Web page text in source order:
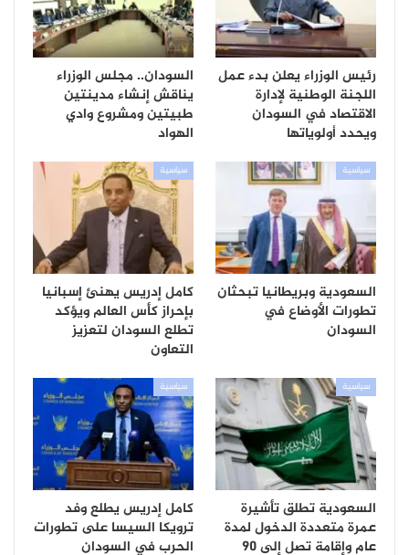
رئيس الوزراء يعلن بدء عمل
اللجنة الوطنية لإدارة
الاقتصاد في السودان
ويحدد أولوياتها
السودان.. مجلس الوزراء
يناقش إنشاء مدينتين
طبيتين ومشروع وادي
الهواد
سياسية
السعودية وبريطانيا تبحثان
تطورات الأوضاع في
السودان
سياسية
كامل إدريس يهنئ إسبانيا
بإحراز كأس العالم ويؤكد
تطلع السودان لتعزيز
التعاون
سياسية
السعودية تطلق تأشيرة
عمرة متعددة الدخول لمدة
عام وإقامة تصل إلى 90
سياسية
كامل إدريس يطلع وفد
ترويكا السيسا على تطورات
الحرب في السودان